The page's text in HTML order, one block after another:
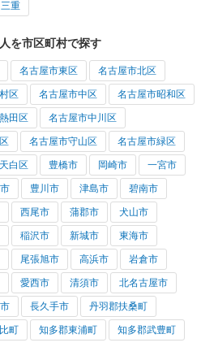
三重
を市区町村で探す
名古屋市東区 名古屋市北区
区 名古屋市中区 名古屋市昭和区
田区 名古屋市中川区
名古屋市守山区 名古屋市緑区
白区 豊橋市 岡崎市 一宮市
豊川市 津島市 碧南市
西尾市 蒲郡市 犬山市
稲沢市 新城市 東海市
尾張旭市 高浜市 岩倉市
愛西市 清須市 北名古屋市
長久手市 丹羽郡扶桑町
町 知多郡東浦町 知多郡武豊町